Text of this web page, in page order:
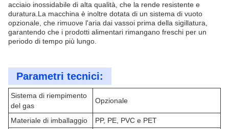
acciaio inossidabile di alta qualità, che la rende resistente e
duratura.La macchina è inoltre dotata di un sistema di vuoto
opzionale, che rimuove l'aria dai vassoi prima della sigillatura,
garantendo che i prodotti alimentari rimangano freschi per un
periodo di tempo più lungo.
Parametri tecnici:
Sistema di riempimento
del gas
Opzionale
Materiale di imballaggio PP, PE, PVC e PET